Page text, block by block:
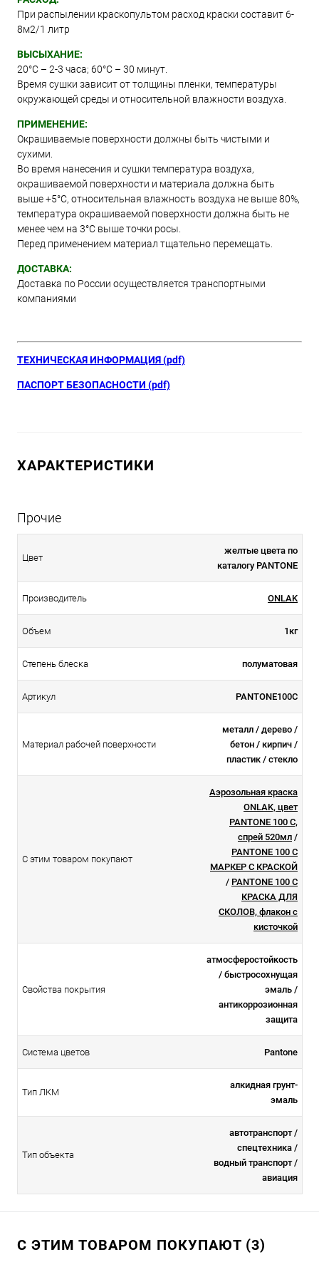
При распылении краскопультом расход краски составит 6-
8м2/1 литр
ВЫСЫХАНИЕ:
20°С – 2-3 часа; 60°С – 30 минут.
Время сушки зависит от толщины пленки, температуры
окружающей среды и относительной влажности воздуха.
ПРИМЕНЕНИЕ:
Окрашиваемые поверхности должны быть чистыми и
сухими.
Во время нанесения и сушки температура воздуха,
окрашиваемой поверхности и материала должна быть
выше +5°C, относительная влажность воздуха не выше 80%,
температура окрашиваемой поверхности должна быть не
менее чем на 3°C выше точки росы.
Перед применением материал тщательно перемещать.
ДОСТАВКА:
Доставка по России осуществляется транспортными
компаниями
ТЕХНИЧЕСКАЯ ИНФОРМАЦИЯ (pdf)
ПАСПОРТ БЕЗОПАСНОСТИ (pdf)
ХАРАКТЕРИСТИКИ
Прочие
Цвет
желтые цвета по
каталогу PANTONE
Производитель ONLAK
Объем 1кг
Степень блеска полуматовая
Артикул PANTONE100C
Материал рабочей поверхности
металл / дерево /
бетон / кирпич /
пластик / стекло
С этим товаром покупают
Аэрозольная краска
ONLAK, цвет
PANTONE 100 C,
спрей 520мл /
PANTONE 100 C
МАРКЕР С КРАСКОЙ
/ PANTONE 100 C
КРАСКА ДЛЯ
СКОЛОВ, флакон с
кисточкой
Свойства покрытия
атмосферостойкоcть
/ быстросохнущая
эмаль /
антикоррозионная
защита
Система цветов Pantone
Тип ЛКМ
алкидная грунт-
эмаль
Тип объекта
автотранспорт /
спецтехника /
водный транспорт /
авиация
С ЭТИМ ТОВАРОМ ПОКУПАЮТ (3)